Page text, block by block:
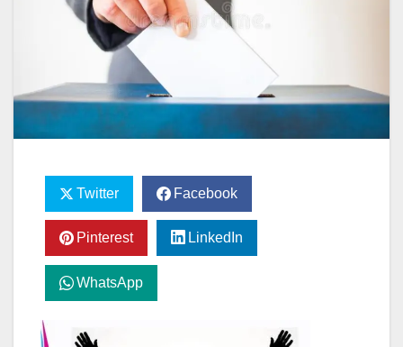
Twitter Facebook
Pinterest LinkedIn
WhatsApp